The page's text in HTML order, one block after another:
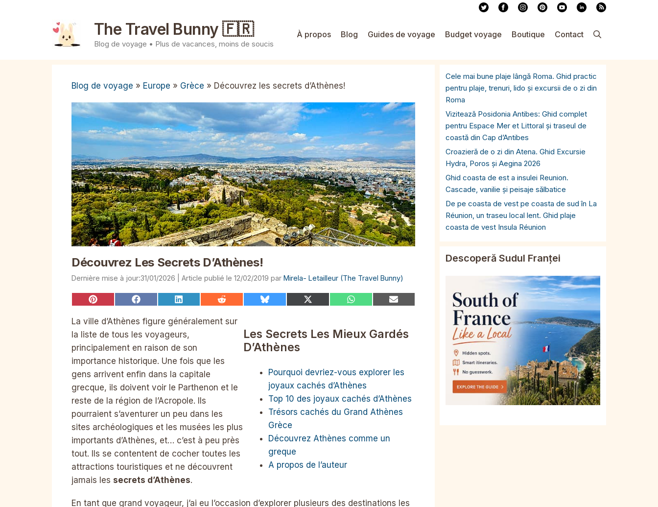
The Travel Bunny 🇫🇷
Blog de voyage • Plus de vacances, moins de soucis
À propos Blog Guides de voyage Budget voyage Boutique Contact
Blog de voyage » Europe » Grèce » Découvrez les secrets d’Athènes!
Découvrez Les Secrets D’Athènes!
31/01/2026 12/02/2019 par Mirela- Letailleur (The Travel Bunny)
Share
Pinterest
Share
Facebook
Share
LinkedIn
Share
Reddit
Share Share Share Share
La ville d’Athènes figure généralement sur
la liste de tous les voyageurs,
principalement en raison de son
importance historique. Une fois que les
gens arrivent enfin dans la capitale
grecque, ils doivent voir le Parthenon et le
reste de la région de l’Acropole. Ils
pourraient s’aventurer un peu dans les
sites archéologiques et les musées les plus
importants d’Athènes, et… c’est à peu près
tout. Ils se contentent de cocher toutes les
attractions touristiques et ne découvrent
jamais les secrets d’Athènes.
Les Secrets Les Mieux Gardés
D’Athènes
Pourquoi devriez-vous explorer les
joyaux cachés d’Athènes
Top 10 des joyaux cachés d’Athènes
Trésors cachés du Grand Athènes
Grèce
Découvrez Athènes comme un
greque
A propos de l’auteur
En tant que grand voyageur, j’ai eu l’occasion d’explorer plusieurs des destinations les
Cele mai bune plaje lângă Roma. Ghid practic
pentru plaje, trenuri, lido și excursii de o zi din
Roma
Vizitează Posidonia Antibes: Ghid complet
pentru Espace Mer et Littoral și traseul de
coastă din Cap d’Antibes
Croazieră de o zi din Atena. Ghid Excursie
Hydra, Poros și Aegina 2026
Ghid coasta de est a insulei Reunion.
Cascade, vanilie și peisaje sălbatice
De pe coasta de vest pe coasta de sud în La
Réunion, un traseu local lent. Ghid plaje
coasta de vest Insula Réunion
Descoperă Sudul Franței